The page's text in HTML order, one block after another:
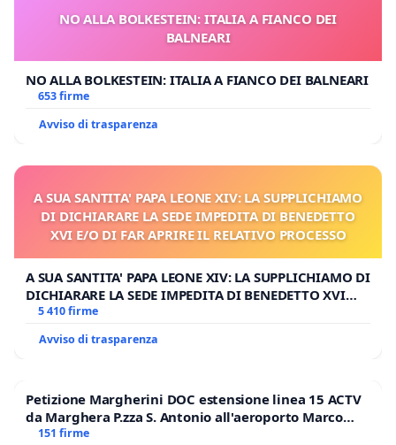
NO ALLA BOLKESTEIN: ITALIA A FIANCO DEI
BALNEARI
NO ALLA BOLKESTEIN: ITALIA A FIANCO DEI BALNEARI
653 firme
Avviso di trasparenza
A SUA SANTITA' PAPA LEONE XIV: LA SUPPLICHIAMO
DI DICHIARARE LA SEDE IMPEDITA DI BENEDETTO
XVI E/O DI FAR APRIRE IL RELATIVO PROCESSO
A SUA SANTITA' PAPA LEONE XIV: LA SUPPLICHIAMO DI
DICHIARARE LA SEDE IMPEDITA DI BENEDETTO XVI
E/O DI FAR APRIRE IL RELATIVO PROCESSO
5 410 firme
Avviso di trasparenza
Petizione Margherini DOC estensione linea 15 ACTV
da Marghera P.zza S. Antonio all'aeroporto Marco
Polo tariffa a € 1,50
151 firme